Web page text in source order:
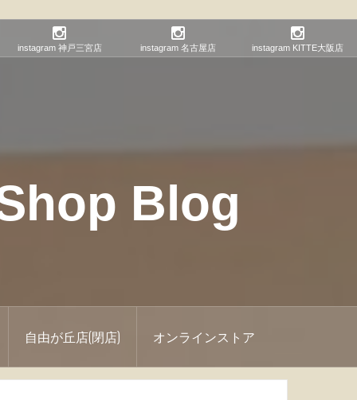
instagram 神戸三宮店 instagram 名古屋店 instagram KITTE大阪店
Blog
自由が丘店(閉店) オンラインストア